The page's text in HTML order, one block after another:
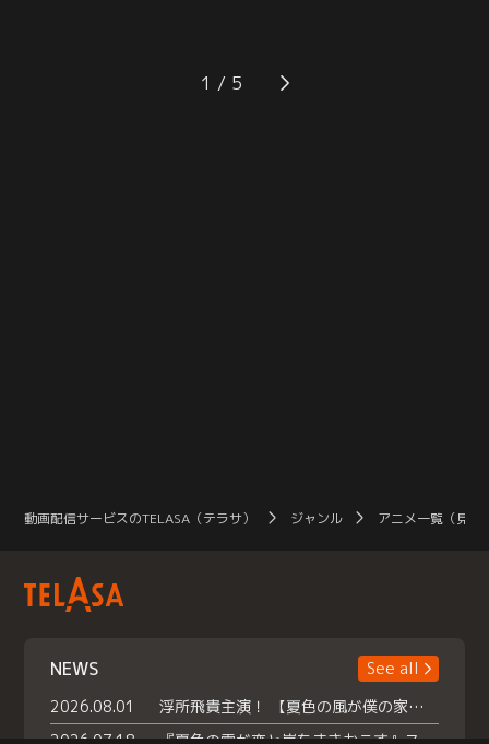
て今度はコーヒーを差し出してみる
が様子は全然変わらない。最後の手
に乗り込む。迎え撃つ来島また子、
武市変平太と浪士たち。必死に抵抗
1
動画配信サービスのTELASA（テラサ） ジャンル アニメ一覧（見放
NEWS
See all
2026.08.01
浮所飛貴主演！ 【夏色の風が僕の家にやってきた】 本日よりテラサで独占配信スタート！